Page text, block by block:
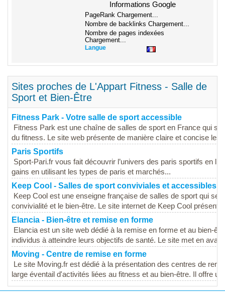
Informations Google
PageRank Chargement...
Nombre de backlinks Chargement...
Nombre de pages indexées
Chargement...
Langue
Sites proches de L'Appart Fitness - Salle de
Sport et Bien-Être
Fitness Park - Votre salle de sport accessible
Fitness Park est une chaîne de salles de sport en France qui
du fitness. Le site web présente de manière claire et concise les
Paris Sportifs
Sport-Pari.fr vous fait découvrir l’univers des paris sportifs en
gains en utilisant les types de paris et marchés...
Keep Cool - Salles de sport conviviales et accessibles
Keep Cool est une enseigne française de salles de sport qui se
convivialité et le bien-être. Le site internet de Keep Cool présente
Elancia - Bien-être et remise en forme
Elancia est un site web dédié à la remise en forme et au bien-
individus à atteindre leurs objectifs de santé. Le site met en
Moving - Centre de remise en forme
Le site Moving.fr est dédié à la présentation des centres de
large éventail d'activités liées au fitness et au bien-être. Il offre